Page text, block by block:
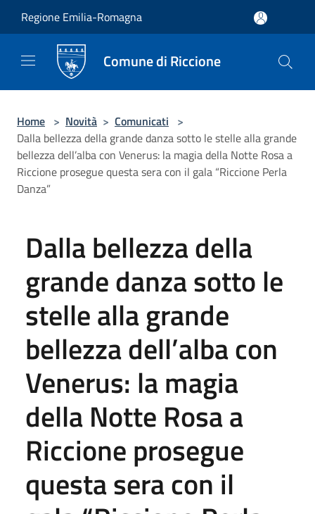
Regione Emilia-Romagna
Comune di Riccione
Home > Novità > Comunicati >
Dalla bellezza della grande danza sotto le stelle alla grande
bellezza dell’alba con Venerus: la magia della Notte Rosa a
Riccione prosegue questa sera con il gala “Riccione Perla
Danza”
Dalla bellezza della
grande danza sotto le
stelle alla grande
bellezza dell’alba con
Venerus: la magia
della Notte Rosa a
Riccione prosegue
questa sera con il